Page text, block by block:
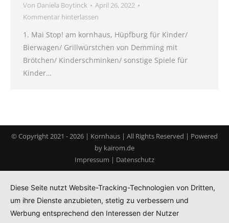
Von Daniela Boytinck
April 26, 2022
Kommentar hinterlassen
1. Mai Stop! am kornhaus, Hüpfburg für Kinder/
Bierwagen/ Grillwürstchen von Demming mit
Brötchen/ Kinderschminken/ sonstige Spiele für
Kinder…
© Copyright 2021 -2026 | Kornhaus | All Rights Reserved | Powered
by kairom.de
Impressum | Datenschutz
Diese Seite nutzt Website-Tracking-Technologien von Dritten,
um ihre Dienste anzubieten, stetig zu verbessern und
Werbung entsprechend den Interessen der Nutzer